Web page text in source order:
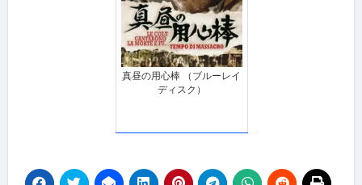
真昼の用心棒 （ブルーレイ
ディスク）